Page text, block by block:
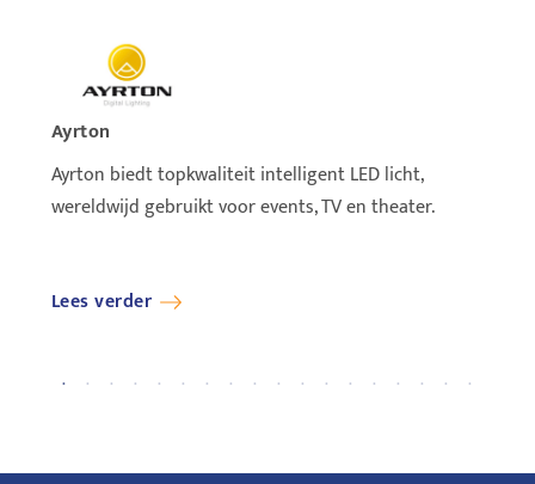
Ayrton
Ayrton biedt topkwaliteit intelligent LED licht,
wereldwijd gebruikt voor events, TV en theater.
Lees verder